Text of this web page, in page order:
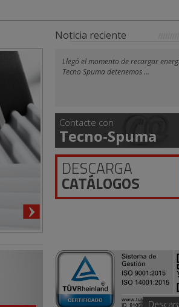
Noticia reciente
Llegó el momento de recargar
Tecno Spuma detenemos ...
Contacte con
Tecno-Spuma
DESCARGA
CATÁLOGOS